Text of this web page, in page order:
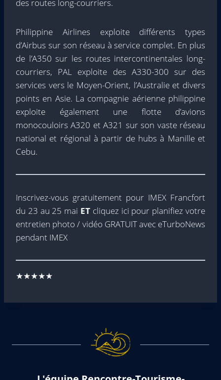
des routes long-courriers.
Philippine Airlines exploite différents types
d’Airbus sur son réseau à service complet. En plus
de l’A350 sur les routes intercontinentales long-
courriers, PAL exploite des A330-300 sur des
services vers le Moyen-Orient, l’Australie et divers
points en Asie. La compagnie aérienne philippine
exploite également une flotte d’avions
monocouloirs A320 et A321 sur son vaste réseau
national et régional à partir de hubs à Manille et
Cebu.
Inscrivez-vous gratuitement pour IMEX Francfort
du 23 au 25 mai ET cliquez ici pour planifiez votre
entretien photo / vidéo GRATUIT avec eTurboNews
pendant IMEX
★★★★★